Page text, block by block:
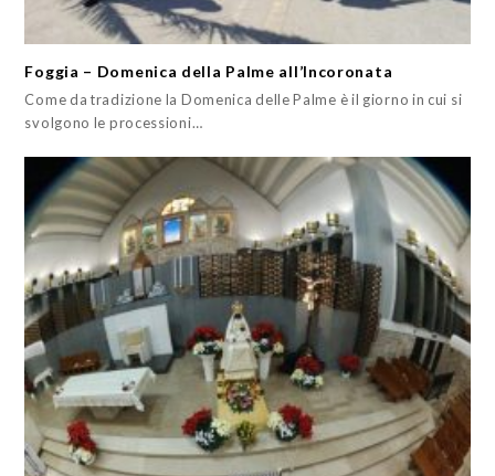
Foggia – Domenica della Palme all’Incoronata
Come da tradizione la Domenica delle Palme è il giorno in cui si
svolgono le processioni…